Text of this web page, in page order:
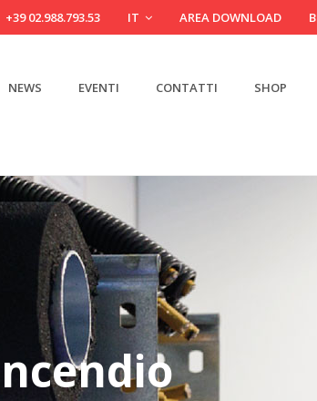
+39 02.988.793.53 IT AREA DOWNLOAD
NEWS EVENTI CONTATTI SHOP